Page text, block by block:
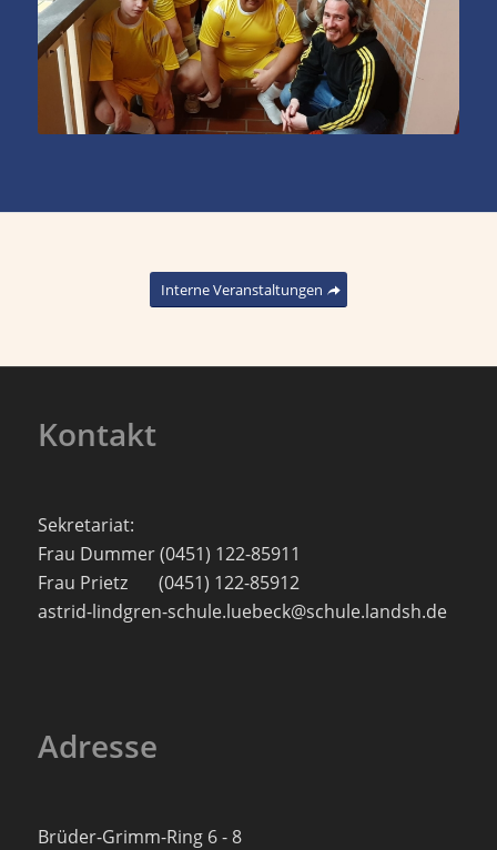
Interne Veranstaltungen
Kontakt
Sekretariat:
Frau Dummer (0451) 122-85911
Frau Prietz (0451) 122-85912
astrid-lindgren-schule.luebeck@schule.landsh.de
Adresse
Brüder-Grimm-Ring 6 - 8